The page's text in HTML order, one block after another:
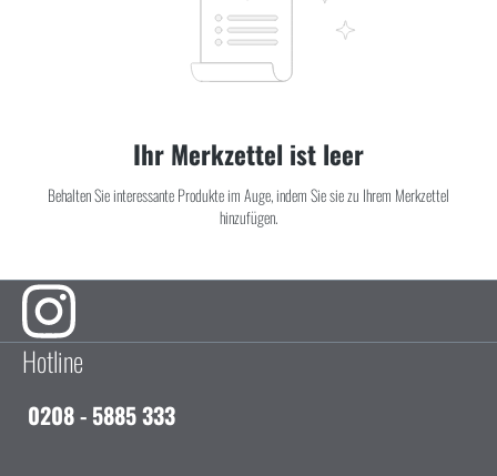
Ihr Merkzettel ist leer
Behalten Sie interessante Produkte im Auge, indem Sie sie zu Ihrem Merkzettel
hinzufügen.
Hotline
0208 - 5885 333